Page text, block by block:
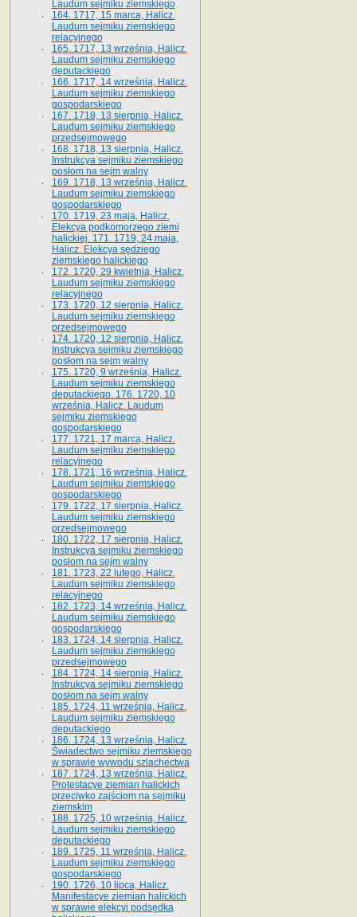
Laudum sejmiku ziemskiego
164. 1717, 15 marca, Halicz.
Laudum sejmiku ziemskiego
relacyjnego
165. 1717, 13 września, Halicz.
Laudum sejmiku ziemskiego
deputackiego
166. 1717, 14 września, Halicz.
Laudum sejmiku ziemskiego
gospodarskiego
167. 1718, 13 sierpnia, Halicz.
Laudum sejmiku ziemskiego
przedsejmowego
168. 1718, 13 sierpnia, Halicz.
Instrukcya sejmiku ziemskiego
posłom na sejm walny
169. 1718, 13 września, Halicz.
Laudum sejmiku ziemskiego
gospodarskiego
170. 1719, 23 maja, Halicz.
Elekcya podkomorzego ziemi
halickiej. 171. 1719, 24 maja,
Halicz. Elekcya sędziego
ziemskiego halickiego
172. 1720, 29 kwietnia, Halicz.
Laudum sejmiku ziemskiego
relacyjnego
173. 1720, 12 sierpnia, Halicz.
Laudum sejmiku ziemskiego
przedsejmowego
174. 1720, 12 sierpnia, Halicz.
Instrukcya sejmiku ziemskiego
posłom na sejm walny
175. 1720, 9 września, Halicz.
Laudum sejmiku ziemskiego
deputackiego. 176. 1720, 10
września, Halicz. Laudum
sejmiku ziemskiego
gospodarskiego
177. 1721, 17 marca, Halicz.
Laudum sejmiku ziemskiego
relacyjnego
178. 1721, 16 września, Halicz.
Laudum sejmiku ziemskiego
gospodarskiego
179. 1722, 17 sierpnia, Halicz.
Laudum sejmiku ziemskiego
przedsejmowego
180. 1722, 17 sierpnia, Halicz.
Instrukcya sejmiku ziemskiego
posłom na sejm walny
181. 1723, 22 lutego, Halicz.
Laudum sejmiku ziemskiego
relacyjnego
182. 1723, 14 września, Halicz.
Laudum sejmiku ziemskiego
gospodarskiego
183. 1724, 14 sierpnia, Halicz.
Laudum sejmiku ziemskiego
przedsejmowego
184. 1724, 14 sierpnia, Halicz.
Instrukcya sejmiku ziemskiego
posłom na sejm walny
185. 1724, 11 września, Halicz.
Laudum sejmiku ziemskiego
deputackiego
186. 1724, 13 września, Halicz.
Świadectwo sejmiku ziemskiego
w sprawie wywodu szlachectwa
187. 1724, 13 września, Halicz.
Protestacye ziemian halickich
przeciwko zajściom na sejmiku
ziemskim
188. 1725, 10 września, Halicz.
Laudum sejmiku ziemskiego
deputackiego
189. 1725, 11 września, Halicz.
Laudum sejmiku ziemskiego
gospodarskiego
190. 1726, 10 lipca, Halicz.
Manifestacye ziemian halickich
w sprawie elekcyi podsędka